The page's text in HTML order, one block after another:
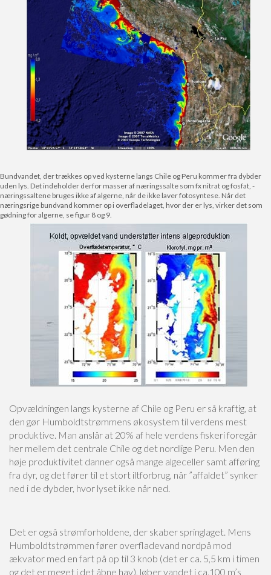
Bundvandet, der trækkes op ved kysterne langs Chile og Peru kommer fra dybder
uden lys. Det indeholder derfor masser af næringssalte som fx nitrat og fosfat, -
næringssaltene bruges ikke af algerne, når de ikke laver fotosyntese. Når det
næringsrige bundvand kommer op i overfladelaget, hvor der er lys, virker det som
gødning for algerne, se figur 8 og 9.
Opvældningen langs kysterne af Chile og Peru er så kraftig, at
den gør Humboldtstrømmens økosystem til verdens mest
produktive. Man anslår at 20% af hele verdens fiskeri foregår
her mellem det centrale Chile og det nordlige Peru. Men den
høje produktivitet danner også mange algeceller samt afføring
fra dyr, og det fører til et stort iltforbrug, når ”affaldet” synker
ned i de dybder, hvor lyset ikke når ned.
Det er også strømforholdene, der skaber springlaget. Mens
Humboldtstrømmen fører overfladevand nordpå mod
ækvator med en fart på op til 3 knob (det er ca. 5,5 km i timen
og det er meget i det åbne hav), løber vandet i ca.100 m’s